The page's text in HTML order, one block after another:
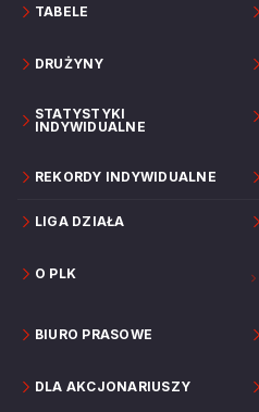
TABELE
DRUŻYNY
STATYSTYKI
INDYWIDUALNE
REKORDY INDYWIDUALNE
LIGA DZIAŁA
O PLK
BIURO PRASOWE
DLA AKCJONARIUSZY